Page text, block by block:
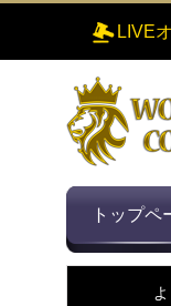
LIVE
トップペ